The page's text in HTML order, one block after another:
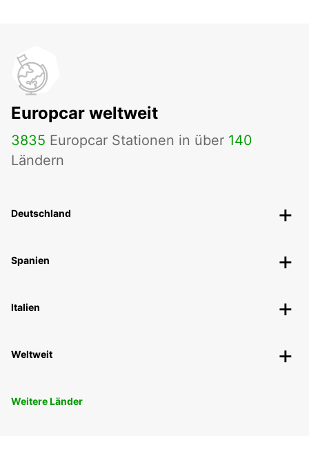
Europcar weltweit
3835 Europcar Stationen in über 140
Ländern
Deutschland
Spanien
Italien
Weltweit
Weitere Länder